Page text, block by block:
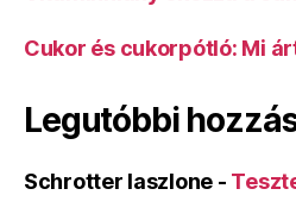
Cukor és cukorpótló: Mi
Legutóbbi
Schrotter laszlone -